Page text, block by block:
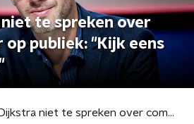
te spreken over
publiek: "Kijk eens
Erik Dijkstra niet te spreken over commentaar op publiek: "Kijk eens in de spiegel"